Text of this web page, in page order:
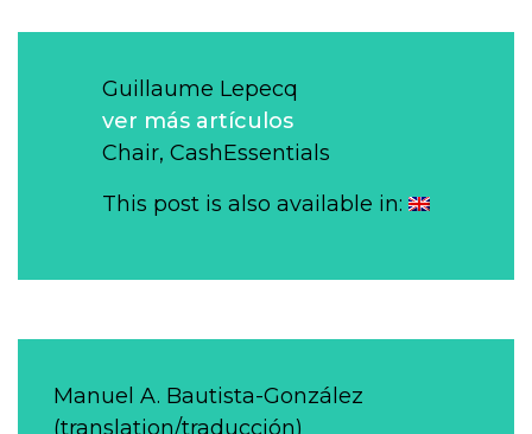
Guillaume Lepecq
ver más artículos
Chair, CashEssentials
This post is also available in:
Manuel A. Bautista-González
(translation/traducción)